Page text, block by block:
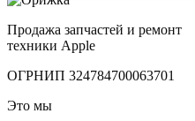
Продажа запчастей и ремонт
техники Apple
ОГРНИП 324784700063701
Это мы